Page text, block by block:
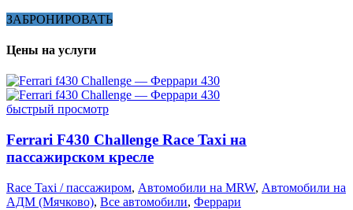
ЗАБРОНИРОВАТЬ
Цены на услуги
быстрый просмотр
Ferrari F430 Challenge Race Taxi на
пассажирском кресле
Race Taxi / пассажиром, Автомобили на MRW, Автомобили на
АДМ (Мячково), Все автомобили, Феррари